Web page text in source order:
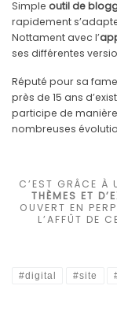
Simple outil de
rapidement
Nottament avec l’
ses différentes
Réputé pour sa
près de 15 ans
participe de
nombreuses
C’EST GRÂCE À
THÈMES ET
OUVERT EN
L’AFFÛT DE
#digital #site